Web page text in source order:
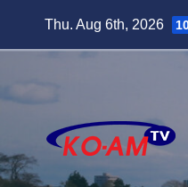
Thu. Aug 6th, 2026